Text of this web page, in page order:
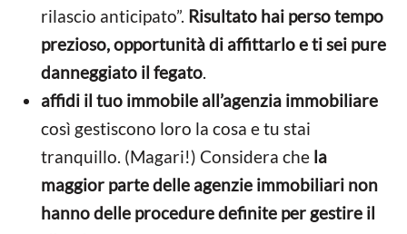
rilascio anticipato”. Risultato hai perso tempo
prezioso, opportunità di affittarlo e ti sei pure
danneggiato il fegato.
affidi il tuo immobile all’agenzia immobiliare
così gestiscono loro la cosa e tu stai
tranquillo. (Magari!) Considera che la
maggior parte delle agenzie immobiliari non
hanno delle procedure definite per gestire il